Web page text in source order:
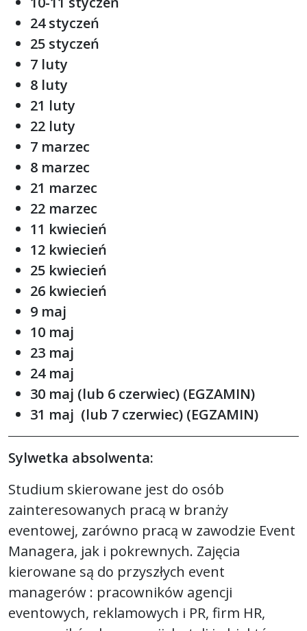
24 styczeń
25 styczeń
7 luty
8 luty
21 luty
22 luty
7 marzec
8 marzec
21 marzec
22 marzec
11 kwiecień
12 kwiecień
25 kwiecień
26 kwiecień
9 maj
10 maj
23 maj
24 maj
30 maj (lub 6 czerwiec) (EGZAMIN)
31 maj (lub 7 czerwiec) (EGZAMIN)
Sylwetka absolwenta:
Studium skierowane jest do osób
zainteresowanych pracą w branży
eventowej, zarówno pracą w zawodzie Event
Managera, jak i pokrewnych. Zajęcia
kierowane są do przyszłych event
managerów : pracowników agencji
eventowych, reklamowych i PR, firm HR,